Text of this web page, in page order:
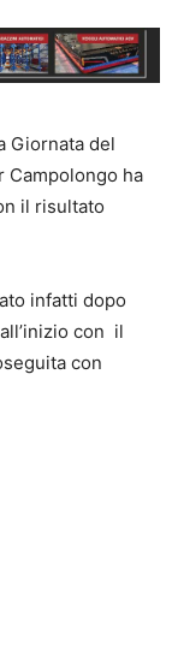
Giornata del
Campolongo ha
il risultato
infatti dopo
con il
con